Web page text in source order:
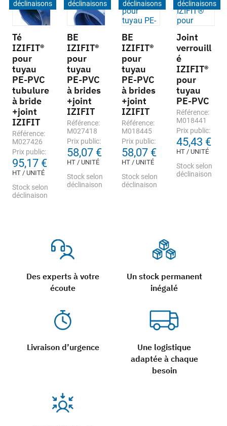
Des experts à votre
écoute
Un stock permanent
inégalé
Livraison d’urgence
Une logistique
adaptée à chaque
besoin
déclinaisons
Té
IZIFIT®
pour
tuyau
PE-PVC
tubulure
à bride
+joint
IZIFIT
Référence:
M027426
Prix public:
95,17 €
HT / UNITÉ
Stock selon
déclinaison
déclinaisons
BE
IZIFIT®
pour
tuyau
PE-PVC
à brides
+joint
IZIFIT
Référence:
M027418
Prix public:
58,07 €
HT / UNITÉ
Stock selon
déclinaison
déclinaisons
BE
IZIFIT®
pour
tuyau
PE-PVC
à brides
+joint
IZIFIT
Référence:
M018445
Prix public:
58,07 €
HT / UNITÉ
Stock selon
déclinaison
déclinaisons
Joint
verrouill
é
IZIFIT®
pour
tuyau
PE-PVC
Référence:
M018441
Prix public:
45,43 €
HT / UNITÉ
Stock selon
déclinaison